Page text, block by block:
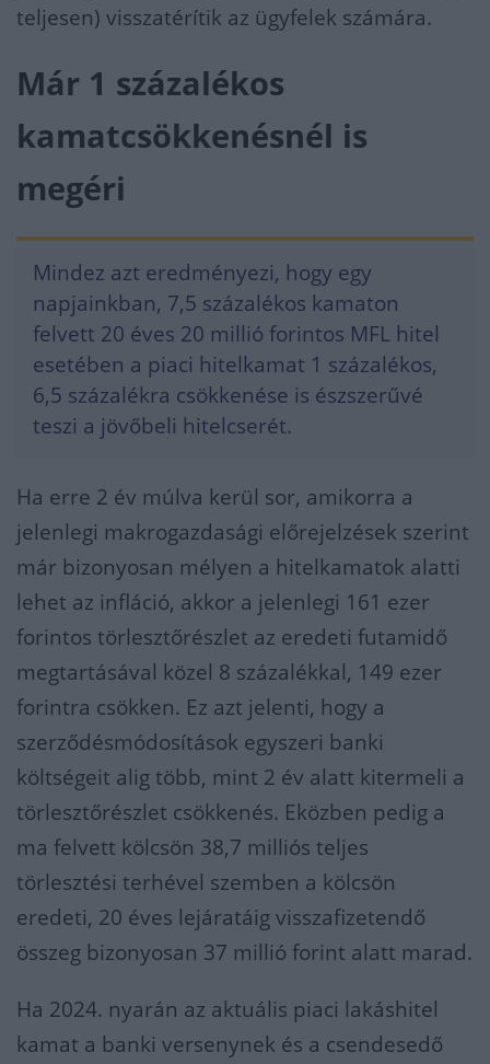
teljesen) visszatérítik az ügyfelek számára.
Már 1 százalékos
kamatcsökkenésnél is
megéri
Mindez azt eredményezi, hogy egy
napjainkban, 7,5 százalékos kamaton
felvett 20 éves 20 millió forintos MFL hitel
esetében a piaci hitelkamat 1 százalékos,
6,5 százalékra csökkenése is észszerűvé
teszi a jövőbeli hitelcserét.
Ha erre 2 év múlva kerül sor, amikorra a
jelenlegi makrogazdasági előrejelzések szerint
már bizonyosan mélyen a hitelkamatok alatti
lehet az infláció, akkor a jelenlegi 161 ezer
forintos törlesztőrészlet az eredeti futamidő
megtartásával közel 8 százalékkal, 149 ezer
forintra csökken. Ez azt jelenti, hogy a
szerződésmódosítások egyszeri banki
költségeit alig több, mint 2 év alatt kitermeli a
törlesztőrészlet csökkenés. Eközben pedig a
ma felvett kölcsön 38,7 milliós teljes
törlesztési terhével szemben a kölcsön
eredeti, 20 éves lejáratáig visszafizetendő
összeg bizonyosan 37 millió forint alatt marad.
Ha 2024. nyarán az aktuális piaci lakáshitel
kamat a banki versenynek és a csendesedő